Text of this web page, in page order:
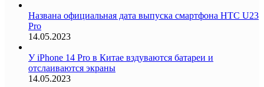
Названа официальная дата выпуска смартфона HTC U23
Pro
14.05.2023
У iPhone 14 Pro в Китае вздуваются батареи и
отслаиваются экраны
14.05.2023